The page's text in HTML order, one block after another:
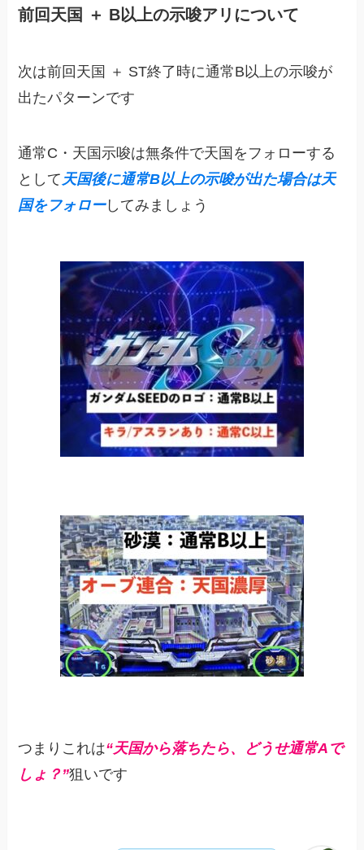
前回天国 ＋ B以上の示唆アリについて
次は前回天国 ＋ ST終了時に通常B以上の示唆が
出たパターンです
通常C・天国示唆は無条件で天国をフォローする
として 天国後に通常B以上の示唆が出た場合は天
国をフォローしてみましょう
つまりこれは“天国から落ちたら、どうせ通常Aで
しょ？”狙いです